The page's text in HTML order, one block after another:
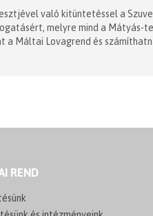
való kitüntetéssel a
melyre mind a Mátyás-
Máltai Lovagrend és
REND